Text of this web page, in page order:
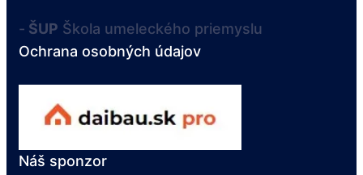
- ŠUP Škola umeleckého priemyslu
Ochrana osobných údajov
Náš sponzor